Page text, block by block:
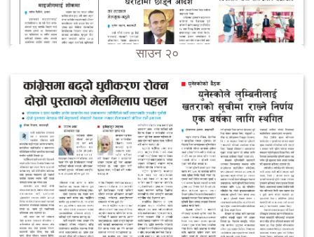
साउन २०